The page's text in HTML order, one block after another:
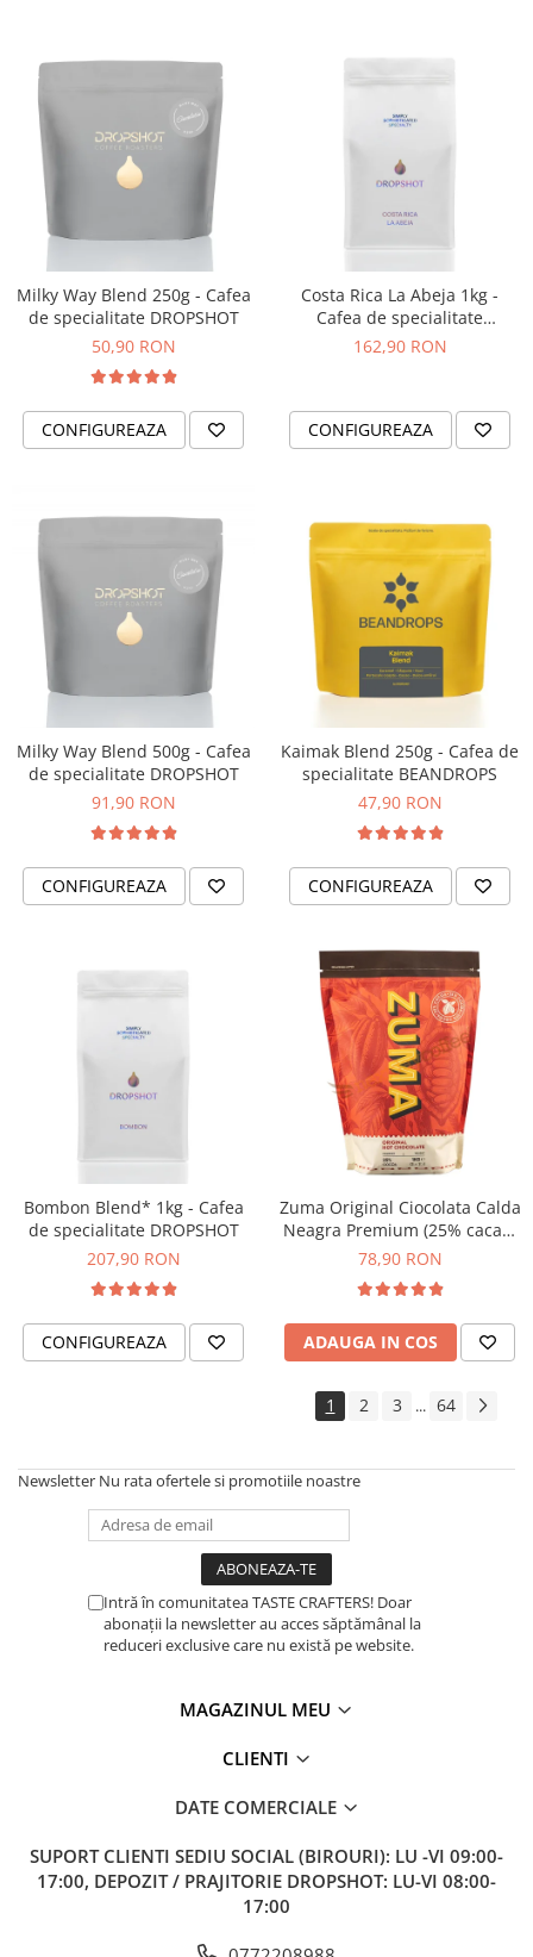
Milky Way Blend 250g - Cafea
de specialitate DROPSHOT
50,90 RON
CONFIGUREAZA
Costa Rica La Abeja 1kg -
Cafea de specialitate
DROPSHOT
162,90 RON
CONFIGUREAZA
Milky Way Blend 500g - Cafea
de specialitate DROPSHOT
91,90 RON
CONFIGUREAZA
Kaimak Blend 250g - Cafea de
specialitate BEANDROPS
47,90 RON
CONFIGUREAZA
Bombon Blend* 1kg - Cafea
de specialitate DROPSHOT
207,90 RON
CONFIGUREAZA
Zuma Original Ciocolata Calda
Neagra Premium (25% cacao)
– Pudra pentru Bautura Calda
78,90 RON
ADAUGA IN COS
1 2 3 ... 64
Newsletter Nu rata ofertele si promotiile noastre
Intră în comunitatea TASTE CRAFTERS! Doar
abonații la newsletter au acces săptămânal la
reduceri exclusive care nu există pe website.
MAGAZINUL MEU
CLIENTI
DATE COMERCIALE
SUPORT CLIENTI SEDIU SOCIAL (BIROURI): LU -VI 09:00-
17:00, DEPOZIT / PRAJITORIE DROPSHOT: LU-VI 08:00-
17:00